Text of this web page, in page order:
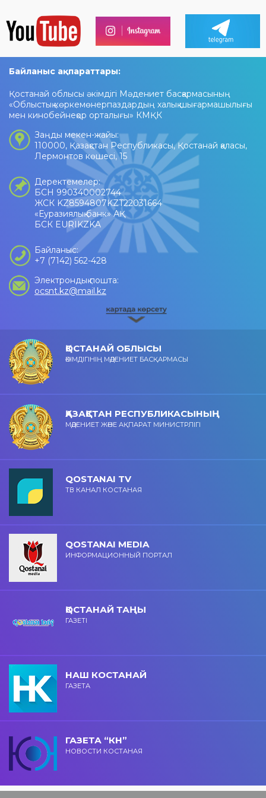
Байланыс ақпараттары:
Қостанай облысы әкімдігі Мәдениет басқармасының
«Облыстық көркемөнерпаздардың халық шығармашылығы
мен кинобейнеқор орталығы» КМҚК
Заңды мекен-жайы:
110000, Қазақстан Республикасы, Қостанай қаласы,
Лермонтов көшесі, 15
Деректемелер:
БСН 990340002744
ЖСК KZ8594807KZT22031664
«Еуразиялық банк» АҚ
БСК EURIKZKA
Байланыс:
+7 (7142) 562-428
Электрондық пошта:
ocsnt.kz@mail.kz
ҚОСТАНАЙ ОБЛЫСЫ
ӘКІМДІГІНІҢ МӘДЕНИЕТ БАСҚАРМАСЫ
ҚАЗАҚСТАН РЕСПУБЛИКАСЫНЫҢ
МӘДЕНИЕТ ЖӘНЕ АҚПАРАТ МИНИСТРЛІГІ
QOSTANAI TV
ТВ КАНАЛ КОСТАНАЯ
QOSTANAI MEDIA
ИНФОРМАЦИОННЫЙ ПОРТАЛ
ҚОСТАНАЙ ТАҢЫ
ГАЗЕТІ
НАШ КОСТАНАЙ
ГАЗЕТА
ГАЗЕТА “КН”
НОВОСТИ КОСТАНАЯ